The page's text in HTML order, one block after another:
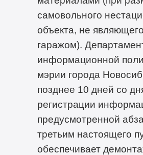
самовольного
объекта, не
гаражом).
информационной
мэрии города
позднее 10 дней со
регистрации
предусмотренной
третьим настоящего
обеспечивает